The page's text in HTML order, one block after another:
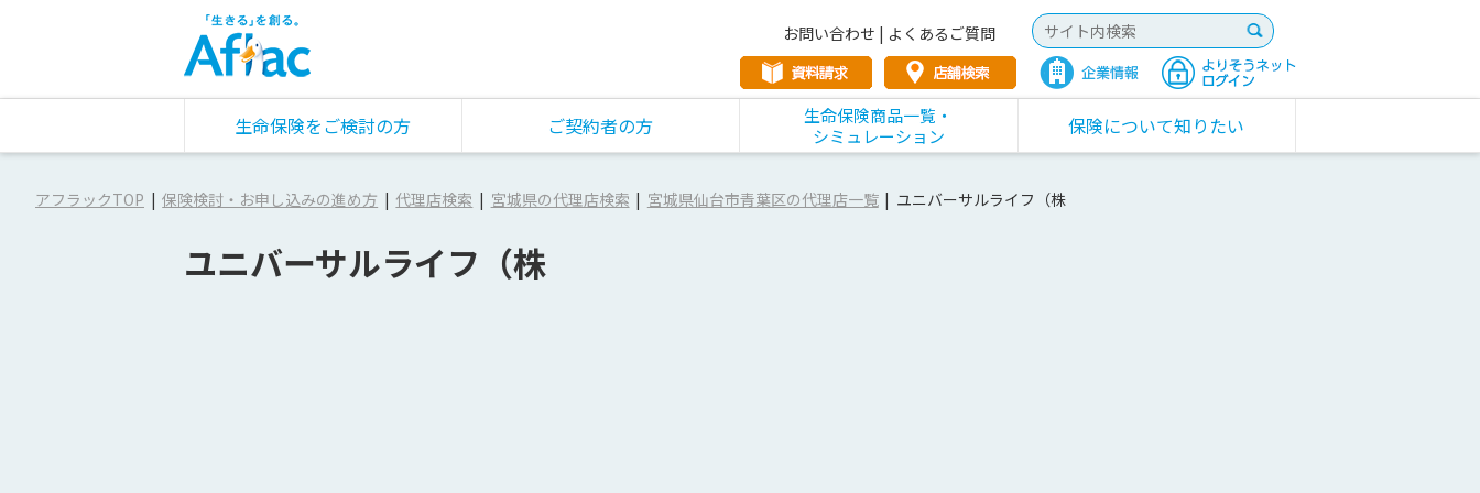
お問い合わせ | よくあるご質問
生命保険をご検討の方 ご契約者の方
生命保険商品一覧・
シミュレーション
保険について知りたい
アフラックTOP 保険検討・お申し込みの進め方 代理店検索 宮城県の代理店検索 宮城県仙台市青葉区の代理店一覧 ユニバーサルライフ（株
ユニバーサルライフ（株